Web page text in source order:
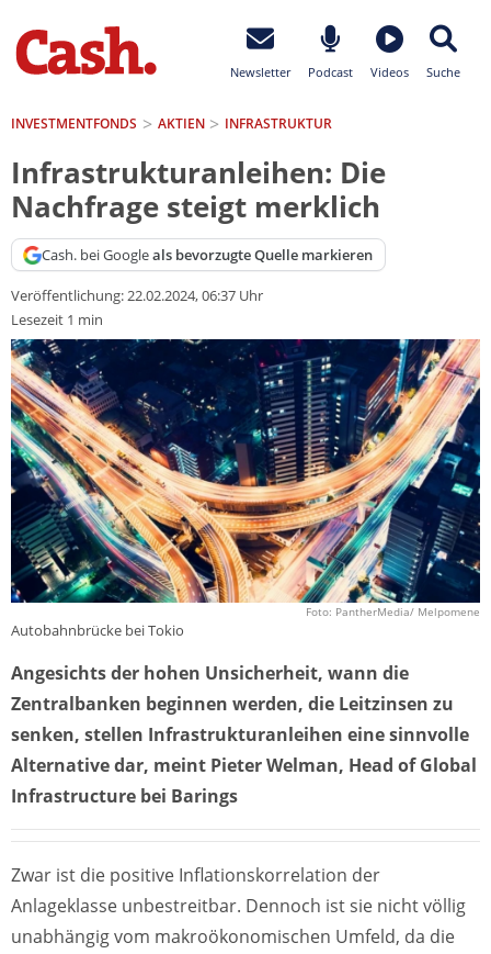
Newsletter Podcast Videos Suche
INVESTMENTFONDS AKTIEN INFRASTRUKTUR
Infrastrukturanleihen: Die
Nachfrage steigt merklich
Cash. bei Googleals bevorzugte Quelle markieren
Veröffentlichung:22.02.2024, 06:37 Uhr
Lesezeit 1 min
Foto: PantherMedia/ Melpomene
Autobahnbrücke bei Tokio
Angesichts der hohen Unsicherheit, wann die
Zentralbanken beginnen werden, die Leitzinsen zu
senken, stellen Infrastrukturanleihen eine sinnvolle
Alternative dar, meint Pieter Welman, Head of Global
Infrastructure bei Barings
Zwar ist die positive Inflationskorrelation der
Anlageklasse unbestreitbar. Dennoch ist sie nicht völlig
unabhängig vom makroökonomischen Umfeld, da die